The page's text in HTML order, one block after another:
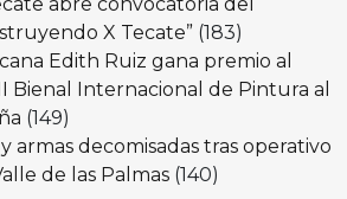
X Tecate” (183)
Edith Ruiz gana premio al
Bienal Internacional de Pintura al
(149)
armas decomisadas tras operativo
de las Palmas (140)